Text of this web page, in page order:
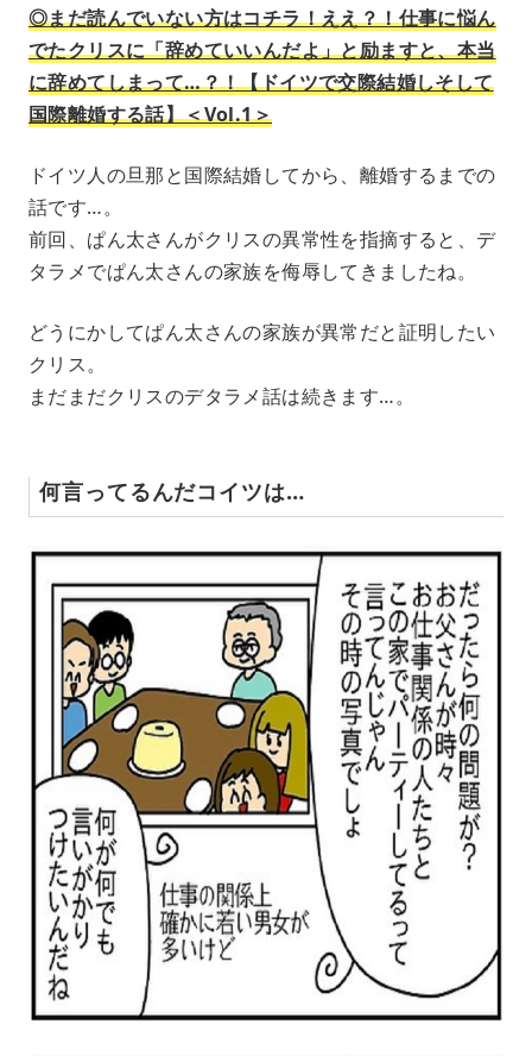
◎まだ読んでいない方はコチラ！ええ？！仕事に悩ん
でたクリスに「辞めていいんだよ」と励ますと、本当
に辞めてしまって…？！【ドイツで交際結婚しそして
国際離婚する話】＜Vol.1＞
ドイツ人の旦那と国際結婚してから、離婚するまでの
話です…。
前回、ぱん太さんがクリスの異常性を指摘すると、デ
タラメでぱん太さんの家族を侮辱してきましたね。
どうにかしてぱん太さんの家族が異常だと証明したい
クリス。
まだまだクリスのデタラメ話は続きます…。
何言ってるんだコイツは…